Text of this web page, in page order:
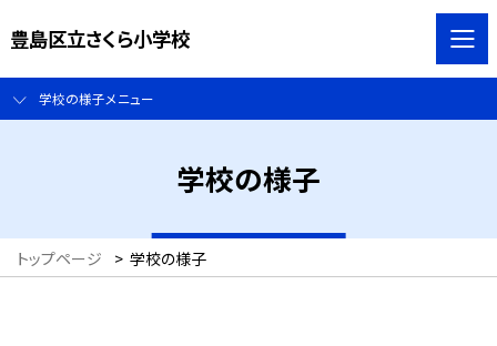
豊島区立さくら小学校
学校の様子メニュー
学校の様子
トップページ > 学校の様子